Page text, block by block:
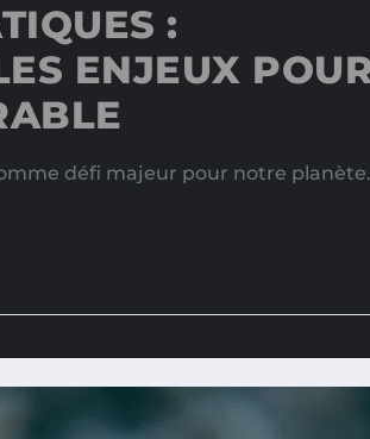
:
ENJEUX
défi majeur pour notre planète.